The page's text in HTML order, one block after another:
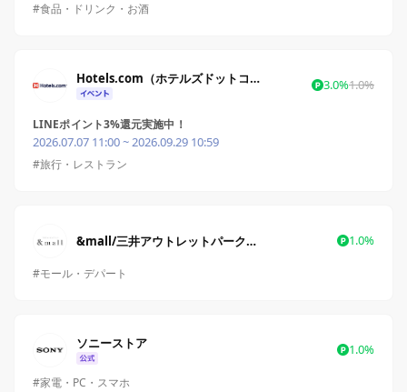
#食品・ドリンク・お酒
Hotels.com（ホテルズドットコム） 3.0%1.0%
LINEポイント3%還元実施中！
2026.07.07 11:00 ~ 2026.09.29 10:59
#旅行・レストラン
&mall/三井アウトレットパークオンライン 1.0%
#モール・デパート
ソニーストア 1.0%
#家電・PC・スマホ